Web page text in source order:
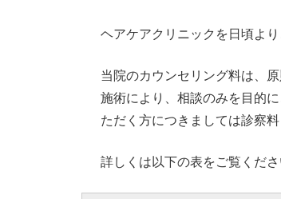
ヘアケアクリニックを日頃よ
当院のカウンセリング料は、
施術により、相談のみを目的
ただく方につきましては診察
詳しくは以下の表をご覧くださ